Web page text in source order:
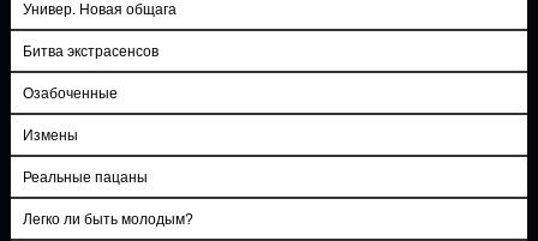
Универ. Новая общага
Битва экстрасенсов
Озабоченные
Измены
Реальные пацаны
Легко ли быть молодым?